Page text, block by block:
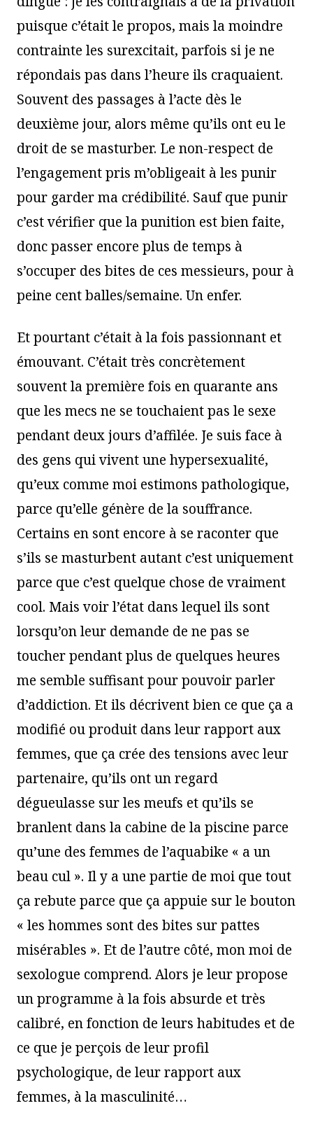
puisque c’était le propos, mais la moindre
contrainte les surexcitait, parfois si je ne
répondais pas dans l’heure ils craquaient.
Souvent des passages à l’acte dès le
deuxième jour, alors même qu’ils ont eu le
droit de se masturber. Le non-respect de
l’engagement pris m’obligeait à les punir
pour garder ma crédibilité. Sauf que punir
c’est vérifier que la punition est bien faite,
donc passer encore plus de temps à
s’occuper des bites de ces messieurs, pour à
peine cent balles/semaine. Un enfer.
Et pourtant c’était à la fois passionnant et
émouvant. C’était très concrètement
souvent la première fois en quarante ans
que les mecs ne se touchaient pas le sexe
pendant deux jours d’affilée. Je suis face à
des gens qui vivent une hypersexualité,
qu’eux comme moi estimons pathologique,
parce qu’elle génère de la souffrance.
Certains en sont encore à se raconter que
s’ils se masturbent autant c’est uniquement
parce que c’est quelque chose de vraiment
cool. Mais voir l’état dans lequel ils sont
lorsqu’on leur demande de ne pas se
toucher pendant plus de quelques heures
me semble suffisant pour pouvoir parler
d’addiction. Et ils décrivent bien ce que ça a
modifié ou produit dans leur rapport aux
femmes, que ça crée des tensions avec leur
partenaire, qu’ils ont un regard
dégueulasse sur les meufs et qu’ils se
branlent dans la cabine de la piscine parce
qu’une des femmes de l’aquabike « a un
beau cul ». Il y a une partie de moi que tout
ça rebute parce que ça appuie sur le bouton
« les hommes sont des bites sur pattes
misérables ». Et de l’autre côté, mon moi de
sexologue comprend. Alors je leur propose
un programme à la fois absurde et très
calibré, en fonction de leurs habitudes et de
ce que je perçois de leur profil
psychologique, de leur rapport aux
femmes, à la masculinité…